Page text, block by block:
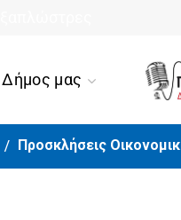
μας
Προσκλήσεις